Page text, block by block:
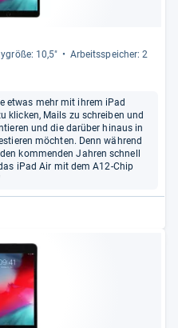
10,5"
Arbeitsspei­cher: 2
etwas mehr mit ihrem iPad
klicken, Mails zu schreiben und
und die darüber hinaus in
möchten. Denn während
kommenden Jahren schnell
iPad Air mit dem A12-Chip